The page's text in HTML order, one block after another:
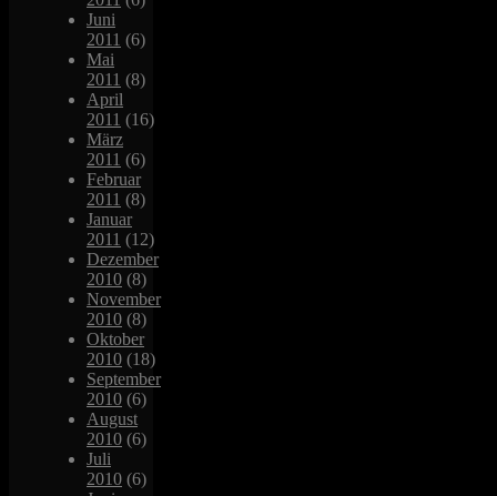
Juni
2011 (6)
Mai
2011 (8)
April
2011 (16)
März
2011 (6)
Februar
2011 (8)
Januar
2011 (12)
Dezember
2010 (8)
November
2010 (8)
Oktober
2010 (18)
September
2010 (6)
August
2010 (6)
Juli
2010 (6)